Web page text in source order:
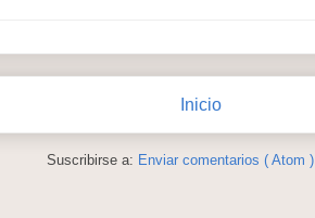
Inicio
Suscribirse a: Enviar comentarios ( Atom )